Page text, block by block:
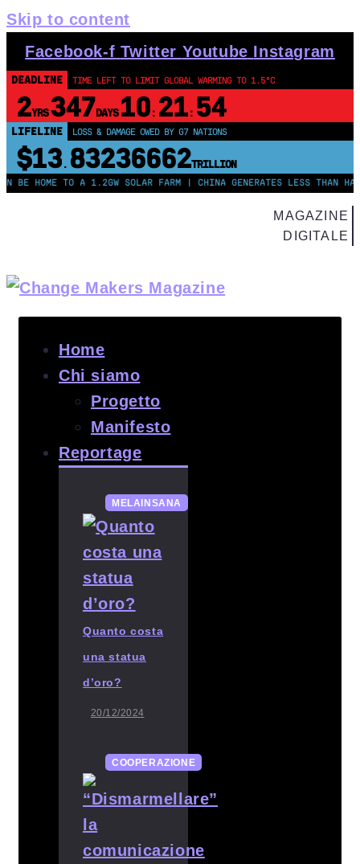
Skip to content
Facebook-f Twitter Youtube Instagram
DEADLINE TIME LEFT TO LIMIT GLOBAL WARMING TO 1.5°C
2YRS347DAYS 10: 21: 53
LIFELINE LOSS & DAMAGE OWED BY G7 NATIONS
$13. 83236663TRILLION
TO A 1.2GW SOLAR FARM | CHINA GENERATES LESS THAN HALF
MAGAZINE
DIGITALE
Home
Chi siamo
Progetto
Manifesto
Reportage
MELAINSANA
Quanto costa
una statua
d’oro?
20/12/2024
COOPERAZIONE